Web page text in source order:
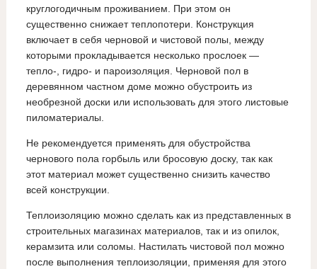
круглогодичным проживанием. При этом он
существенно снижает теплопотери. Конструкция
включает в себя черновой и чистовой полы, между
которыми прокладывается несколько прослоек —
тепло-, гидро- и пароизоляция. Черновой пол в
деревянном частном доме можно обустроить из
необрезной доски или использовать для этого листовые
пиломатериалы.
Не рекомендуется применять для обустройства
чернового пола горбыль или бросовую доску, так как
этот материал может существенно снизить качество
всей конструкции.
Теплоизоляцию можно сделать как из представленных в
строительных магазинах материалов, так и из опилок,
керамзита или соломы. Настилать чистовой пол можно
после выполнения теплоизоляции, применяя для этого